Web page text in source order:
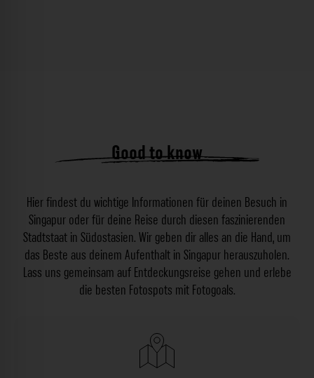
Good to know
Hier findest du wichtige Informationen für deinen Besuch in
Singapur oder für deine Reise durch diesen faszinierenden
Stadtstaat in Südostasien. Wir geben dir alles an die Hand, um
das Beste aus deinem Aufenthalt in Singapur herauszuholen.
Lass uns gemeinsam auf Entdeckungsreise gehen und erlebe
die besten Fotospots mit Fotogoals.